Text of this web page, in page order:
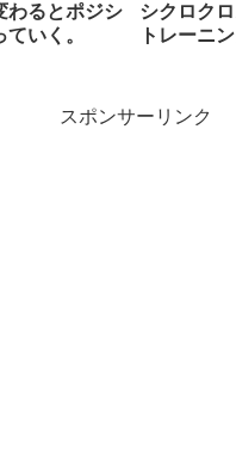
わるとポジシ
いく。
シクロク
トレーニ
スポンサーリンク